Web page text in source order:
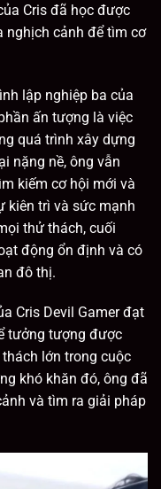
Cris đã học được
nghịch cảnh để tìm cơ
lập nghiệp ba của
ấn tượng là việc
quá trình xây dựng
nặng nề, ông vẫn
kiếm cơ hội mới và
kiên trì và sức mạnh
thử thách, cuối
động ổn định và có
đô thị.
Cris Devil Gamer đạt
tưởng tượng được
lớn trong cuộc
khó khăn đó, ông đã
và tìm ra giải pháp